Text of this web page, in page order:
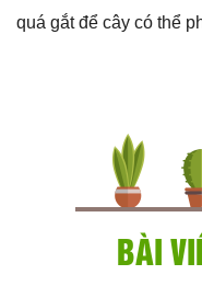
quá gắt để cây có thể
BÀI